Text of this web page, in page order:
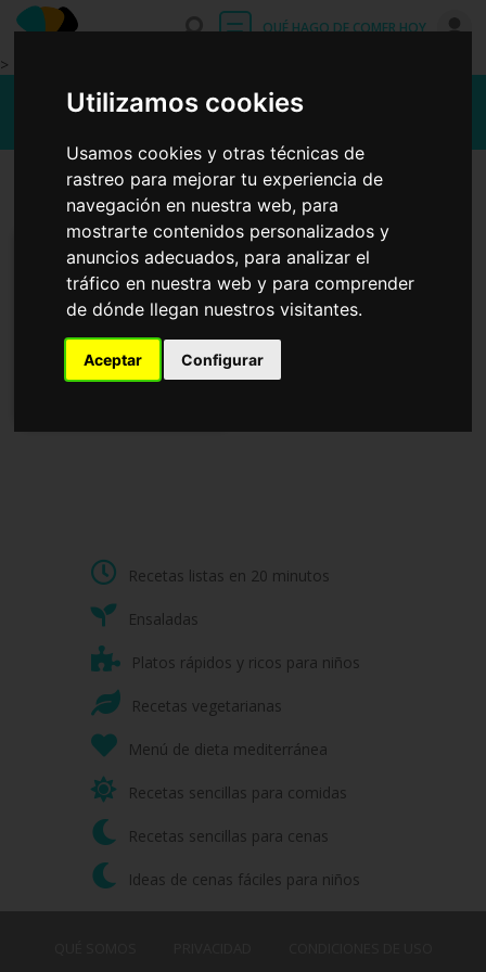
Utilizamos cookies
Usamos cookies y otras técnicas de
rastreo para mejorar tu experiencia de
navegación en nuestra web, para
mostrarte contenidos personalizados y
anuncios adecuados, para analizar el
tráfico en nuestra web y para comprender
de dónde llegan nuestros visitantes.
Aceptar Configurar
>
QUÉ HAGO DE COMER HOY Entrar
Recetas fáciles con tabasco
Primeros platos Platos principales
Recetas listas en 20 minutos
Ensaladas
Platos rápidos y ricos para niños
Recetas vegetarianas
Menú de dieta mediterránea
Recetas sencillas para comidas
Recetas sencillas para cenas
Ideas de cenas fáciles para niños